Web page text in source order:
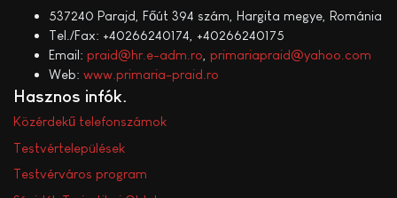
537240 Parajd, Főút 394 szám, Hargita megye, Románia
Tel./Fax: +40266240174, +40266240175
Email: praid@hr.e-adm.ro primariapraid@yahoo.com
Web: www.primaria-praid.ro
Hasznos infók
Közérdekű telefonszámok
Testvértelepülések
Testvérváros program